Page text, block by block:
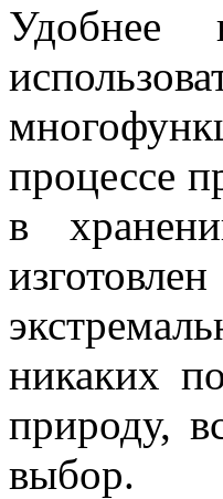
Удобнее
процессе
в
никаких
природу,
выбор.